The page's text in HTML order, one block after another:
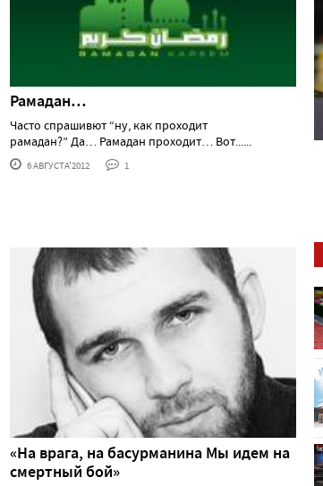
Рамадан…
Часто спрашивют “ну, как проходит
рамадан?” Да… Рамадан проходит… Вот......
6 АВГУСТА'2012 1
«На врага, на басурманина Мы идем на
смертный бой»